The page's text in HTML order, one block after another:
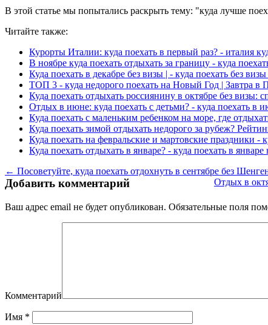
В этой статье мы попытались раскрыть тему: "куда лучше
Читайте также:
Курорты Италии: куда поехать в первый раз? - италия
В ноябре куда поехать отдыхать за границу - куда
Куда поехать в декабре без визы | - куда поехать без
ТОП 3 - куда недорого поехать на Новый Год | Завтра в
Куда поехать отдыхать россиянину в октябре без визы:
Отдых в июне: куда поехать с детьми? - куда поехать в
Куда поехать с маленьким ребенком на море, где
Куда поехать зимой отдыхать недорого за рубеж?
Куда поехать на февральские и мартовские праздники -
Куда поехать отдыхать в январе? - куда поехать в январе
← Посоветуйте, куда поехать отдохнуть в сентябре без
Отдых в
Добавить комментарий
Ваш адрес email не будет опубликован. Обязательные поля
Комментарий
Имя *